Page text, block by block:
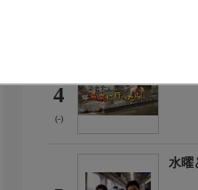
4
(-)
あ
水曜